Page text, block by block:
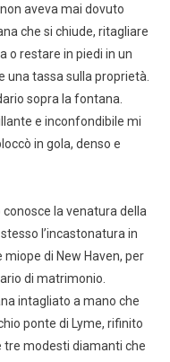
aveva mai dovuto
che si chiude, ritagliare
o restare in piedi in un
tassa sulla proprietà.
sopra la fontana.
e inconfondibile mi
in gola, denso e
la venatura della
l’incastonatura in
di New Haven, per
di matrimonio.
intagliato a mano che
ponte di Lyme, rifinito
tre modesti diamanti che